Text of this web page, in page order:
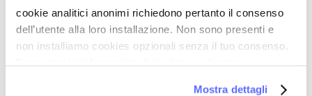
cookie analitici anonimi richiedono pertanto il consenso
dell’utente alla loro installazione. Non sono presenti e
non installiamo cookies opzionali senza il tuo consenso.
Mostra dettagli
costretto a trasferirsi con la famiglia a
Mosca per sfuggire ai creditori, mentre
anni a Taganròg per finire la scuola e si